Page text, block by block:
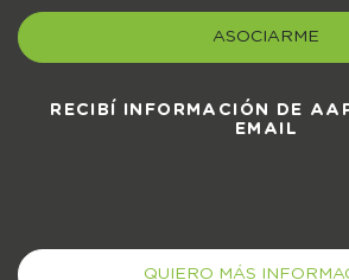
ASOCIARME
RECIBÍ INFORMACIÓN DE
EMAIL
QUIERO MÁS